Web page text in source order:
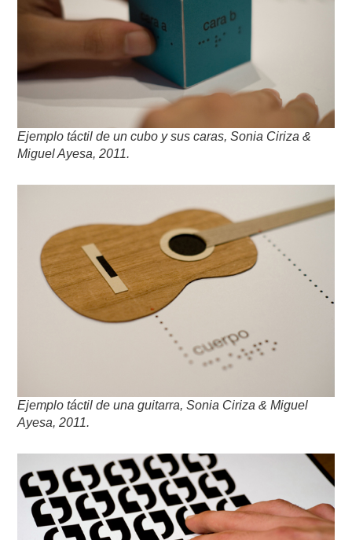
Ejemplo táctil de un cubo y sus caras, Sonia Ciriza &
Miguel Ayesa, 2011.
Ejemplo táctil de una guitarra, Sonia Ciriza & Miguel
Ayesa, 2011.